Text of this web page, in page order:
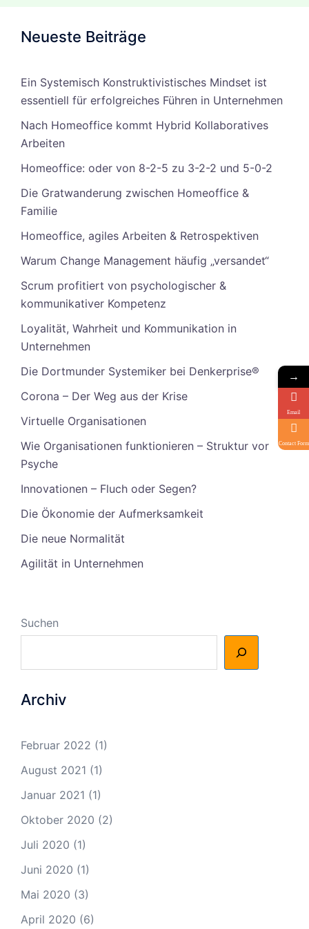
Neueste Beiträge
Ein Systemisch Konstruktivistisches Mindset ist
essentiell für erfolgreiches Führen in Unternehmen
Nach Homeoffice kommt Hybrid Kollaboratives
Arbeiten
Homeoffice: oder von 8-2-5 zu 3-2-2 und 5-0-2
Die Gratwanderung zwischen Homeoffice &
Familie
Homeoffice, agiles Arbeiten & Retrospektiven
Warum Change Management häufig „versandet“
Scrum profitiert von psychologischer &
kommunikativer Kompetenz
Loyalität, Wahrheit und Kommunikation in
Unternehmen
Die Dortmunder Systemiker bei Denkerprise®
Corona – Der Weg aus der Krise
Virtuelle Organisationen
Wie Organisationen funktionieren – Struktur vor
Psyche
Innovationen – Fluch oder Segen?
Die Ökonomie der Aufmerksamkeit
Die neue Normalität
Agilität in Unternehmen
Suchen
Archiv
Februar 2022 (1)
August 2021 (1)
Januar 2021 (1)
Oktober 2020 (2)
Juli 2020 (1)
Juni 2020 (1)
Mai 2020 (3)
April 2020 (6)
→
Email
Contact Form